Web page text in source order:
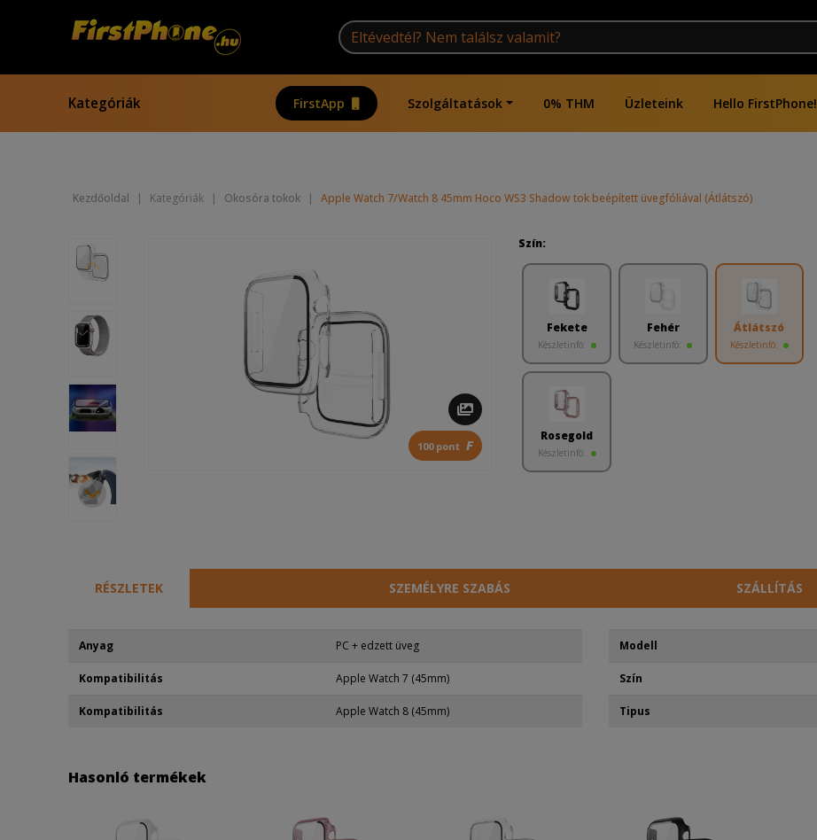
Kategóriák FirstApp Szolgáltatások 0% THM Üzleteink Hello FirstPhone!
Kezdőoldal | Kategóriák | Okosóra tokok | Apple Watch 7/Watch 8 45mm Hoco WS3 Shadow tok beépített üvegfóliával (Átlátszó)
100 pont F
Szín:
Fekete
Készletinfó:
Fehér
Készletinfó:
Átlátszó
Készletinfó:
Rosegold
Készletinfó:
RÉSZLETEK SZEMÉLYRE SZABÁS SZÁLLÍTÁS
Anyag PC + edzett üveg
Kompatibilitás Apple Watch 7 (45mm)
Kompatibilitás Apple Watch 8 (45mm)
Modell
Szín
Tipus
Hasonló termékek